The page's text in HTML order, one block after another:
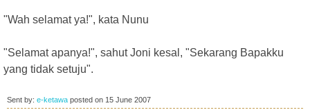
"Wah selamat ya!", kata Nunu
"Selamat apanya!", sahut Joni kesal, "Sekarang Bapakku
yang tidak setuju".
Sent by: e-ketawa posted on 15 June 2007